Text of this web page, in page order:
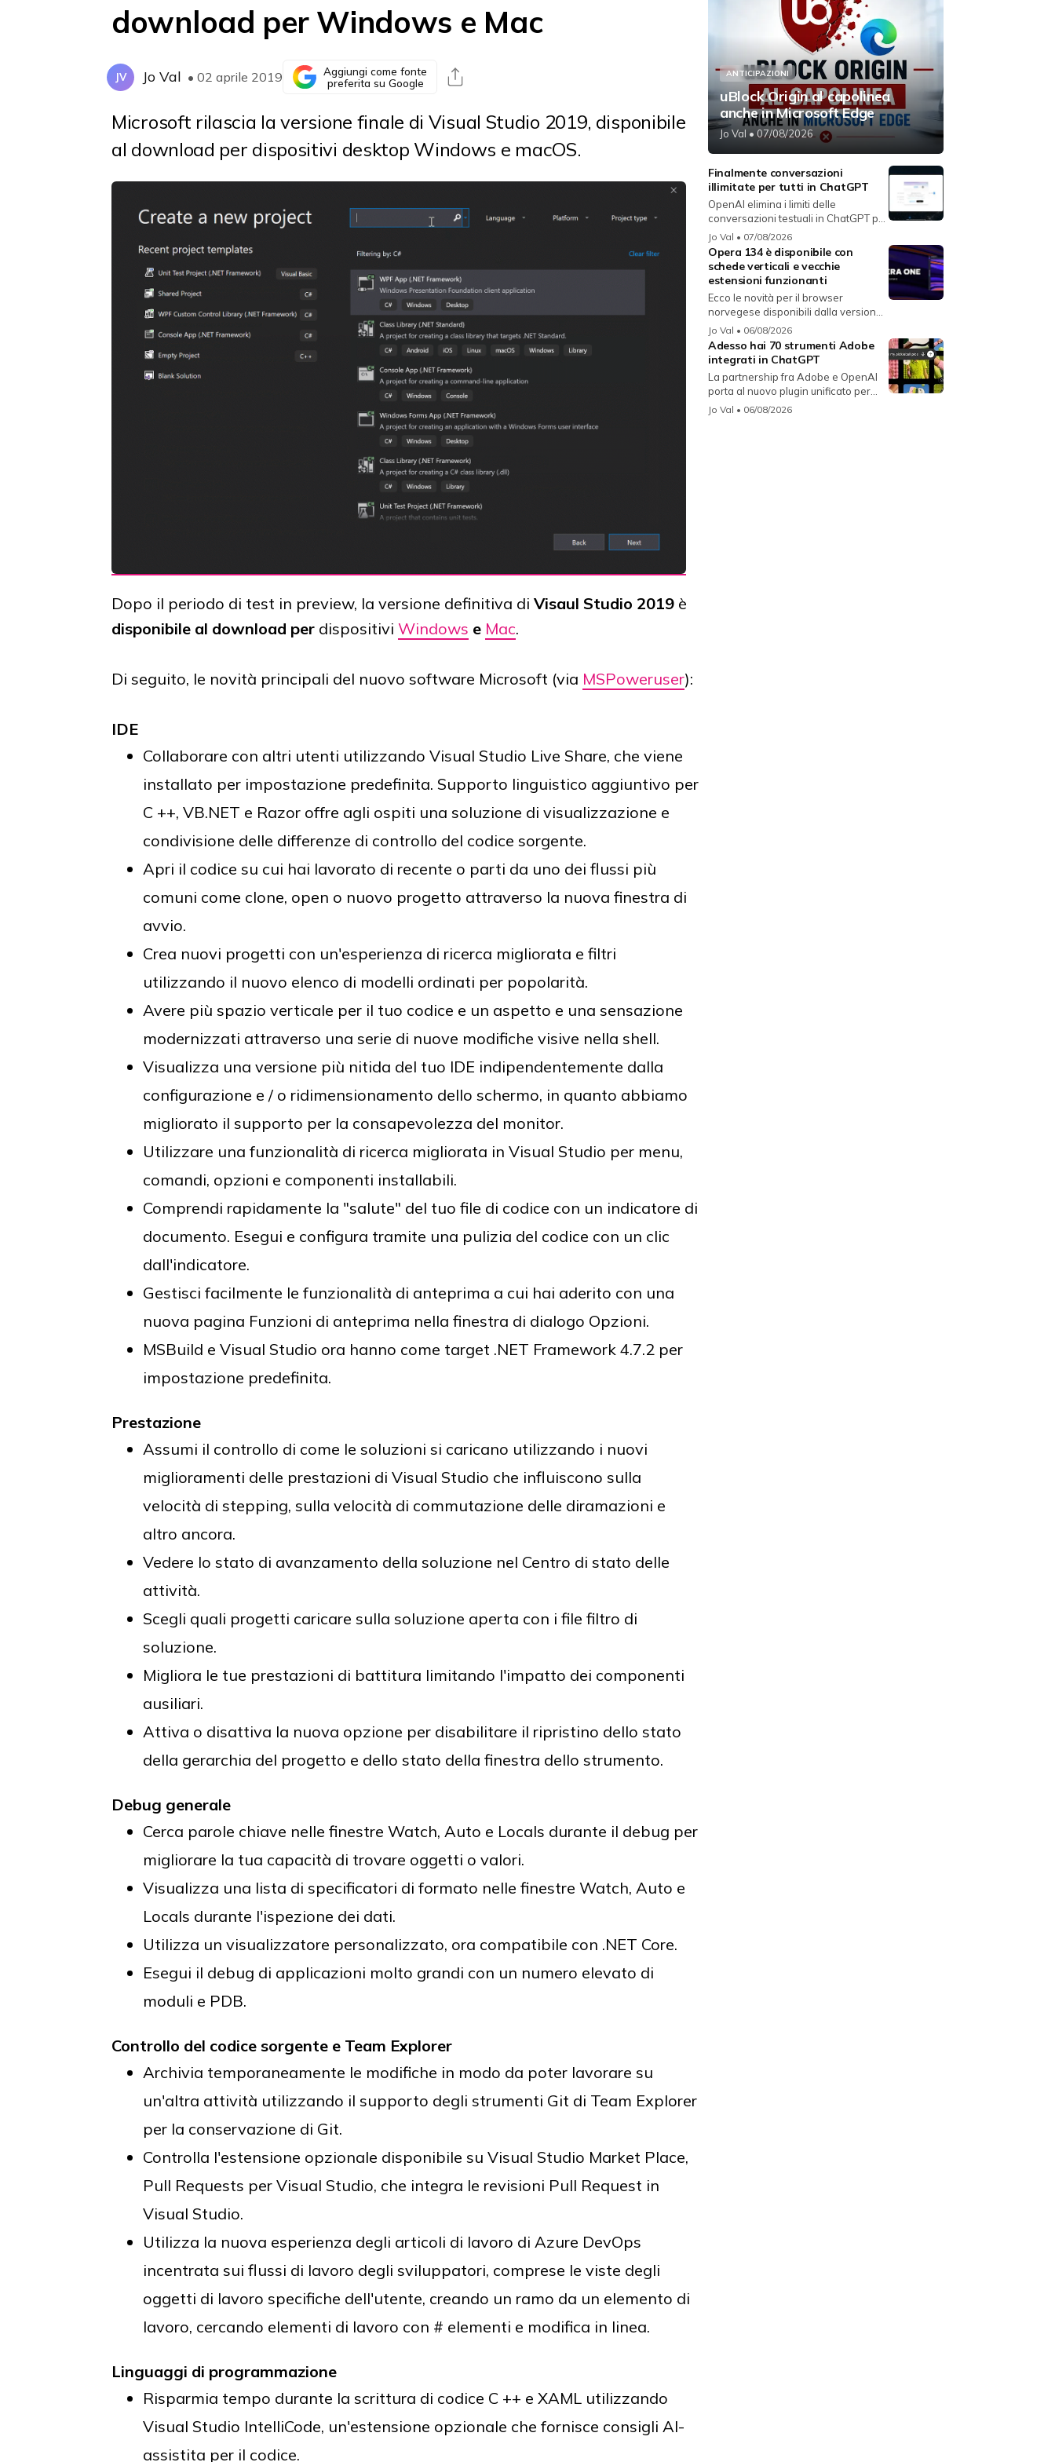
download per Windows e Mac
JV Jo Val • 02 aprile 2019
Aggiungi come fonte
preferita su Google
Microsoft rilascia la versione finale di Visual Studio 2019, disponibile
al download per dispositivi desktop Windows e macOS.
Dopo il periodo di test in preview, la versione definitiva di Visaul Studio 2019 è
disponibile al download per dispositivi Windows e Mac.
Di seguito, le novità principali del nuovo software Microsoft (via MSPoweruser):
IDE
Collaborare con altri utenti utilizzando Visual Studio Live Share, che viene
installato per impostazione predefinita. Supporto linguistico aggiuntivo per
C ++, VB.NET e Razor offre agli ospiti una soluzione di visualizzazione e
condivisione delle differenze di controllo del codice sorgente.
Apri il codice su cui hai lavorato di recente o parti da uno dei flussi più
comuni come clone, open o nuovo progetto attraverso la nuova finestra di
avvio.
Crea nuovi progetti con un'esperienza di ricerca migliorata e filtri
utilizzando il nuovo elenco di modelli ordinati per popolarità.
Avere più spazio verticale per il tuo codice e un aspetto e una sensazione
modernizzati attraverso una serie di nuove modifiche visive nella shell.
Visualizza una versione più nitida del tuo IDE indipendentemente dalla
configurazione e / o ridimensionamento dello schermo, in quanto abbiamo
migliorato il supporto per la consapevolezza del monitor.
Utilizzare una funzionalità di ricerca migliorata in Visual Studio per menu,
comandi, opzioni e componenti installabili.
Comprendi rapidamente la "salute" del tuo file di codice con un indicatore di
documento. Esegui e configura tramite una pulizia del codice con un clic
dall'indicatore.
Gestisci facilmente le funzionalità di anteprima a cui hai aderito con una
nuova pagina Funzioni di anteprima nella finestra di dialogo Opzioni.
MSBuild e Visual Studio ora hanno come target .NET Framework 4.7.2 per
impostazione predefinita.
Prestazione
Assumi il controllo di come le soluzioni si caricano utilizzando i nuovi
miglioramenti delle prestazioni di Visual Studio che influiscono sulla
velocità di stepping, sulla velocità di commutazione delle diramazioni e
altro ancora.
Vedere lo stato di avanzamento della soluzione nel Centro di stato delle
attività.
Scegli quali progetti caricare sulla soluzione aperta con i file filtro di
soluzione.
Migliora le tue prestazioni di battitura limitando l'impatto dei componenti
ausiliari.
Attiva o disattiva la nuova opzione per disabilitare il ripristino dello stato
della gerarchia del progetto e dello stato della finestra dello strumento.
Debug generale
Cerca parole chiave nelle finestre Watch, Auto e Locals durante il debug per
migliorare la tua capacità di trovare oggetti o valori.
Visualizza una lista di specificatori di formato nelle finestre Watch, Auto e
Locals durante l'ispezione dei dati.
Utilizza un visualizzatore personalizzato, ora compatibile con .NET Core.
Esegui il debug di applicazioni molto grandi con un numero elevato di
moduli e PDB.
Controllo del codice sorgente e Team Explorer
Archivia temporaneamente le modifiche in modo da poter lavorare su
un'altra attività utilizzando il supporto degli strumenti Git di Team Explorer
per la conservazione di Git.
Controlla l'estensione opzionale disponibile su Visual Studio Market Place,
Pull Requests per Visual Studio, che integra le revisioni Pull Request in
Visual Studio.
Utilizza la nuova esperienza degli articoli di lavoro di Azure DevOps
incentrata sui flussi di lavoro degli sviluppatori, comprese le viste degli
oggetti di lavoro specifiche dell'utente, creando un ramo da un elemento di
lavoro, cercando elementi di lavoro con # elementi e modifica in linea.
Linguaggi di programmazione
Risparmia tempo durante la scrittura di codice C ++ e XAML utilizzando
Visual Studio IntelliCode, un'estensione opzionale che fornisce consigli AI-
assistita per il codice.
ANTICIPAZIONI
uBlock Origin al capolinea
anche in Microsoft Edge
Jo Val • 07/08/2026
Finalmente conversazioni
illimitate per tutti in ChatGPT
OpenAI elimina i limiti delle
conversazioni testuali in ChatGPT per
i...
Jo Val • 07/08/2026
Opera 134 è disponibile con
schede verticali e vecchie
estensioni funzionanti
Ecco le novità per il browser
norvegese disponibili dalla versione
134...
Jo Val • 06/08/2026
Adesso hai 70 strumenti Adobe
integrati in ChatGPT
La partnership fra Adobe e OpenAI
porta al nuovo plugin unificato per...
Jo Val • 06/08/2026